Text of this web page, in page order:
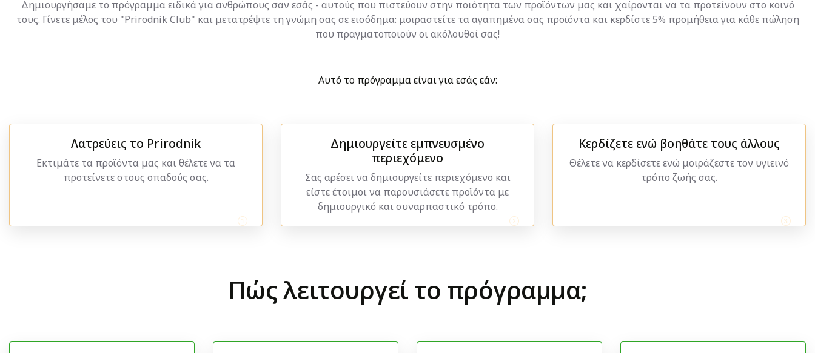
Δημιουργήσαμε το πρόγραμμα ειδικά για ανθρώπους σαν εσάς - αυτούς που πιστεύουν στην ποιότητα των προϊόντων μας και χαίρονται να τα προτείνουν στο κοινό
τους. Γίνετε μέλος του "Prirodnik Club" και μετατρέψτε τη γνώμη σας σε εισόδημα: μοιραστείτε τα αγαπημένα σας προϊόντα και κερδίστε 5% προμήθεια για κάθε πώληση
που πραγματοποιούν οι ακόλουθοί σας!
Αυτό το πρόγραμμα είναι για εσάς εάν:
Λατρεύεις το Prirodnik
Εκτιμάτε τα προϊόντα μας και θέλετε να τα
προτείνετε στους οπαδούς σας.
Δημιουργείτε εμπνευσμένο
περιεχόμενο
Σας αρέσει να δημιουργείτε περιεχόμενο και
είστε έτοιμοι να παρουσιάσετε προϊόντα με
δημιουργικό και συναρπαστικό τρόπο.
Κερδίζετε ενώ βοηθάτε τους άλλους
Θέλετε να κερδίσετε ενώ μοιράζεστε τον υγιεινό
τρόπο ζωής σας.
Πώς λειτουργεί το πρόγραμμα;